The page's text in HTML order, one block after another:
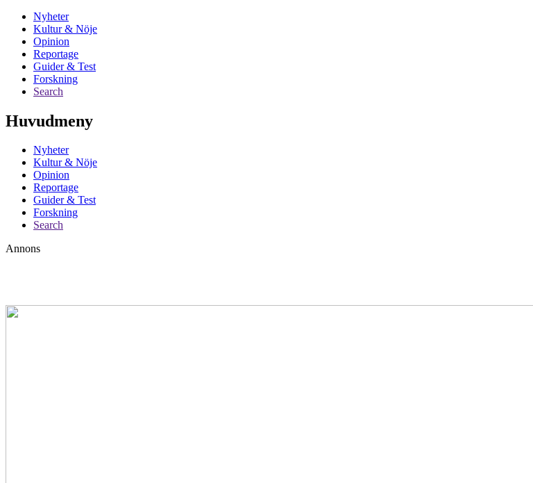
Nyheter
Kultur & Nöje
Opinion
Reportage
Guider & Test
Forskning
Search
Huvudmeny
Nyheter
Kultur & Nöje
Opinion
Reportage
Guider & Test
Forskning
Search
Annons